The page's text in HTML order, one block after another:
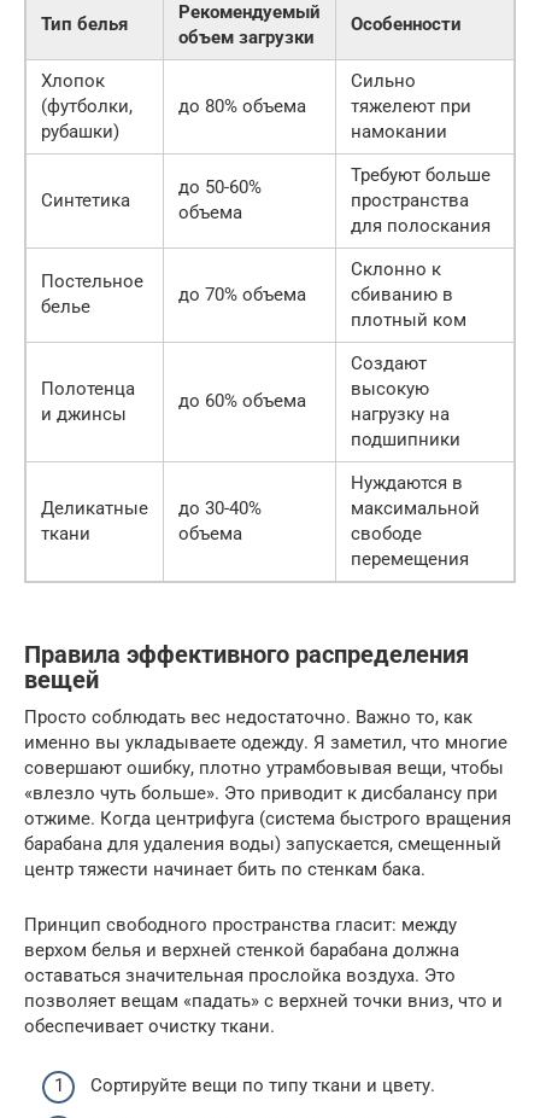
Тип белья
Рекомендуемый
объем загрузки
Особенности
Хлопок
(футболки,
рубашки)
до 80% объема
Сильно
тяжелеют при
намокании
Синтетика
до 50-60%
объема
Требуют больше
пространства
для полоскания
Постельное
белье
до 70% объема
Склонно к
сбиванию в
плотный ком
Полотенца
и джинсы
до 60% объема
Создают
высокую
нагрузку на
подшипники
Деликатные
ткани
до 30-40%
объема
Нуждаются в
максимальной
свободе
перемещения
Правила эффективного распределения
вещей
Просто соблюдать вес недостаточно. Важно то, как
именно вы укладываете одежду. Я заметил, что многие
совершают ошибку, плотно утрамбовывая вещи, чтобы
«влезло чуть больше». Это приводит к дисбалансу при
отжиме. Когда центрифуга (система быстрого вращения
барабана для удаления воды) запускается, смещенный
центр тяжести начинает бить по стенкам бака.
Принцип свободного пространства гласит: между
верхом белья и верхней стенкой барабана должна
оставаться значительная прослойка воздуха. Это
позволяет вещам «падать» с верхней точки вниз, что и
обеспечивает очистку ткани.
Сортируйте вещи по типу ткани и цвету.